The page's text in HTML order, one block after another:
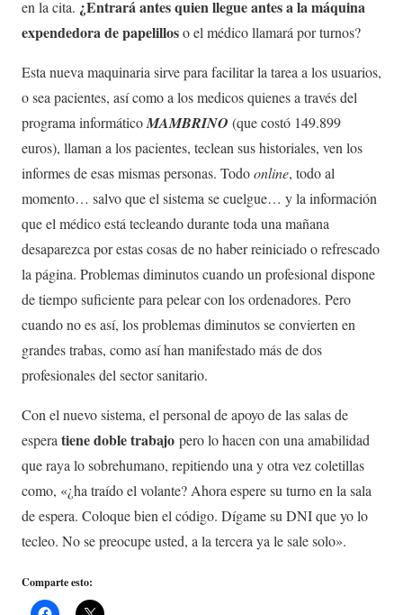
en la cita. ¿Entrará antes quien llegue antes a la máquina
expendedora de papelilloso el médico llamará por turnos?
Esta nueva maquinaria sirve para facilitar la tarea a los usuarios,
o sea pacientes, así como a los medicos quienes a través del
programa informáticoMAMBRINO (que costó 149.899
euros), llaman a los pacientes, teclean sus historiales, ven los
informes de esas mismas personas. Todoonline, todo al
momento… salvo que el sistema se cuelgue… y la información
que el médico está tecleando durante toda una mañana
desaparezca por estas cosas de no haber reiniciado o refrescado
la página. Problemas diminutos cuando un profesional dispone
de tiempo suficiente para pelear con los ordenadores. Pero
cuando no es así, los problemas diminutos se convierten en
grandes trabas, como así han manifestado más de dos
profesionales del sector sanitario.
Con el nuevo sistema, el personal de apoyo de las salas de
espera tiene doble trabajo pero lo hacen con una amabilidad
que raya lo sobrehumano, repitiendo una y otra vez coletillas
como, «¿ha traído el volante? Ahora espere su turno en la sala
de espera. Coloque bien el código. Dígame su DNI que yo lo
tecleo. No se preocupe usted, a la tercera ya le sale solo».
Comparte esto: